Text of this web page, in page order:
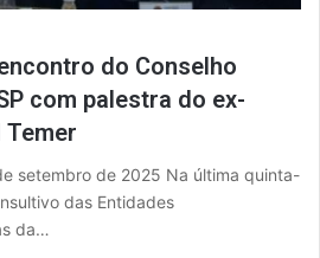
do Conselho
com palestra do ex-
setembro de 2025 Na última quinta-
das Entidades
da…